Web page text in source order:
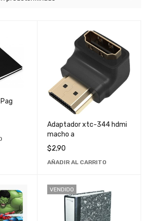
Adaptador xtc-344 hdmi
macho a
$2,90
AÑADIR AL CARRITO
VENDIDO